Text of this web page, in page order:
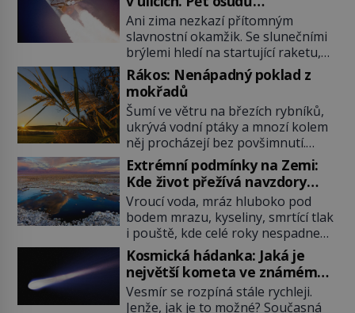
nejslavnějších raketoplánů
Ani zima nezkazí přítomným
slavnostní okamžik. Se slunečními
brýlemi hledí na startující raketu,
která má do vesmíru vynést kromě
posádky také obyčejnou učitelku.
Po několika sekundách všem
ztuhnou úsměvy, stroj totiž
exploduje. Jejich konstrukce není
z levného kraje, daňové poplatníky
stojí miliardy dolarů. Na druhou
stranu zvládnou jen představitelné
věci. Na malé kousky Název:
Columbia První […]
Rákos: Nenápadný poklad z
mokřadů
Šumí ve větru na březích rybníků,
ukrývá vodní ptáky a mnozí kolem
něj procházejí bez povšimnutí.
Přesto právě rákos pomáhal stavět
domy, vyrábět lodě, zapisovat první
texty a inspiroval řadu pověstí.
Tato skromná, ale užitečná
rostlina provází člověka už tisíce
let. Většina lidí vnímá rákos jen jako
obyčejnou kulisu letního koupání.
Stačí se však podívat […]
Extrémní podmínky na Zemi:
Kde život přežívá navzdory
všemu
Vroucí voda, mráz hluboko pod
bodem mrazu, kyseliny, smrtící tlak
i pouště, kde celé roky nespadne
jediná kapka deště. Na první
pohled místa, kde nemůže
existovat vůbec nic. Přesto právě
tady vědci objevují organismy,
Kosmická hádanka: Jaká je
největší kometa ve známém
vesmíru?
Vesmír se rozpíná stále rychleji.
Jenže, jak je to možné? Současná